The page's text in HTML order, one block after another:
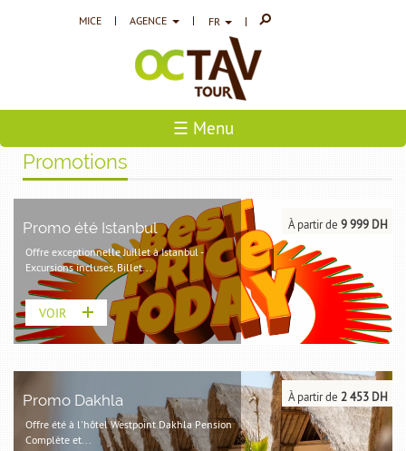
MICE AGENCE FR
☰ Menu
Promotions
Promo été Istanbul
Offre exceptionnelle Juillet à Istanbul -
Excursions incluses, Billet...
À partir de 9 999 DH
VOIR
Promo Dakhla
Offre été à l'hôtel Westpoint Dakhla Pension
Complète et...
À partir de 2 453 DH